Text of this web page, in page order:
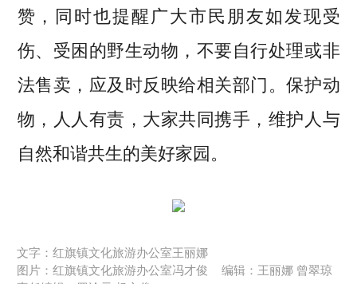
赞，同时也提醒广大市民朋友如发现受
伤、受困的野生动物，不要自行处理或非
法售卖，应及时反映给相关部门。保护动
物，人人有责，大家共同携手，维护人与
自然和谐共生的美好家园。
文字：红旗镇文化旅游办公室王丽娜
图片：红旗镇文化旅游办公室冯才俊
编辑：王丽娜 曾翠琼